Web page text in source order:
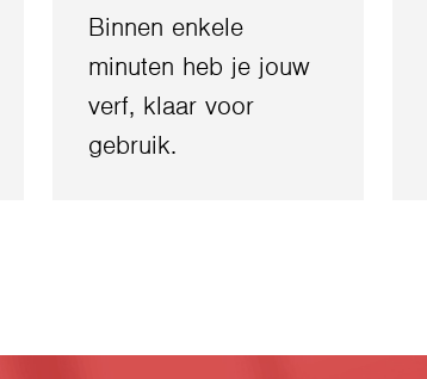
Binnen enkele
minuten heb je jouw
verf, klaar voor
gebruik.